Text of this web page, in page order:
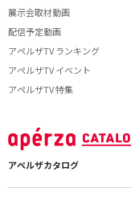
展示会取材動画
配信予定動画
アペルザTV ランキング
アペルザTV イベント
アペルザTV 特集
アペルザカタログ